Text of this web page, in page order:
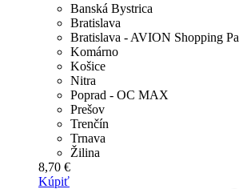
Banská Bystrica
Bratislava
Bratislava - AVION Shopping
Komárno
Košice
Nitra
Poprad - OC MAX
Prešov
Trenčín
Trnava
Žilina
8,70 €
Kúpiť